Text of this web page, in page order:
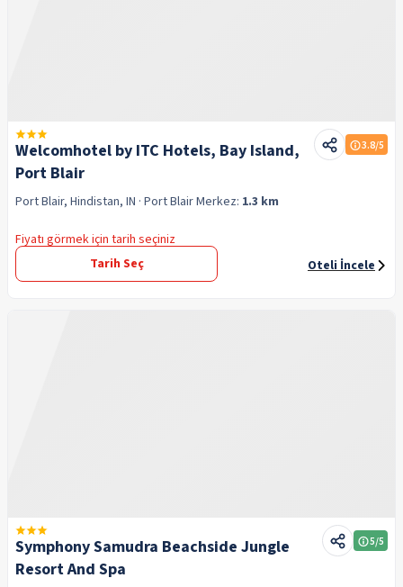
Welcomhotel by ITC Hotels, Bay Island,
Port Blair
3.8/5
Port Blair, Hindistan, IN · Port BlairMerkez: 1.3 km
Fiyatı görmek için tarih seçiniz
Tarih Seç
Oteli İncele
Symphony Samudra Beachside Jungle
Resort And Spa
5/5